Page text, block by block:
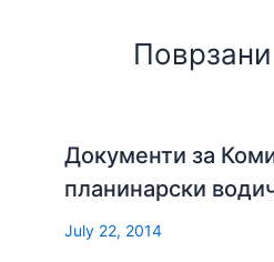
Поврзани
Документи за
планинарски
July 22, 2014